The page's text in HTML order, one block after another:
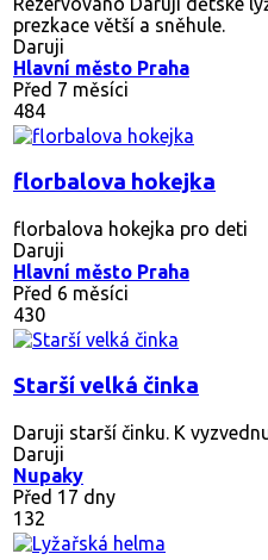
prezkace větší a sněhule.
Daruji
Hlavní město Praha
Před 7 měsíci
484
florbalova hokejka
florbalova hokejka pro deti
Daruji
Hlavní město Praha
Před 6 měsíci
430
Starší velká činka
Daruji starší činku. K
Daruji
Nupaky
Před 17 dny
132